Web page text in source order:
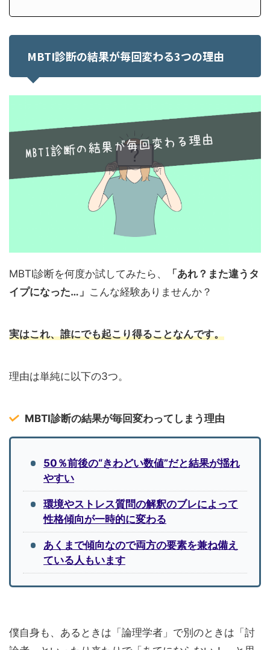
MBTI診断の結果が毎回変わる3つの理由
MBTI診断を何度か試してみたら、
「あれ？また違うタ
イプになった…」 こんな経験ありませんか？
実はこれ、誰にでも起こり得ることなんです。
理由は単純に以下の3つ。
MBTI診断の結果が毎回変わってしまう理由
50％前後の“きわどい数値”だと結果が揺れ
やすい
環境やストレス質問の解釈のブレによって
性格傾向が一時的に変わる
あくまで傾向なので両方の要素を兼ね備え
ている人もいます
僕自身も、あるときは「論理学者」で別のときは「討